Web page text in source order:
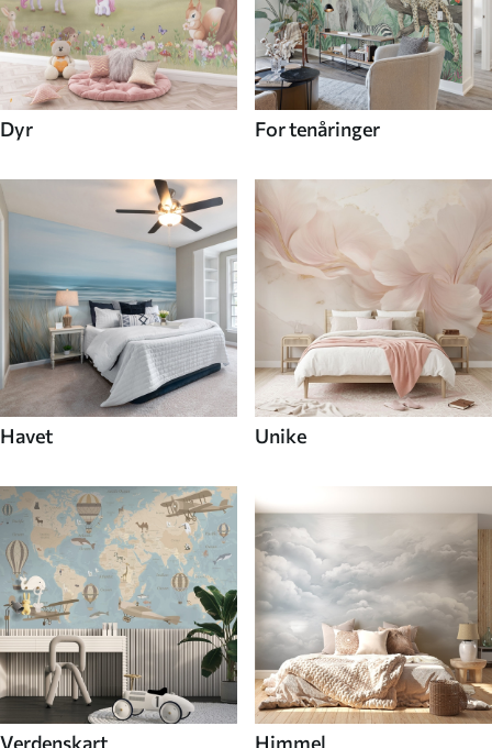
Dyr For tenåringer
Havet Unike
Verdenskart Himmel